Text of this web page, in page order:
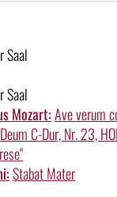
Saal
Saal
Mozart:Ave verum
C-Dur, Nr. 23,
Stabat Mater